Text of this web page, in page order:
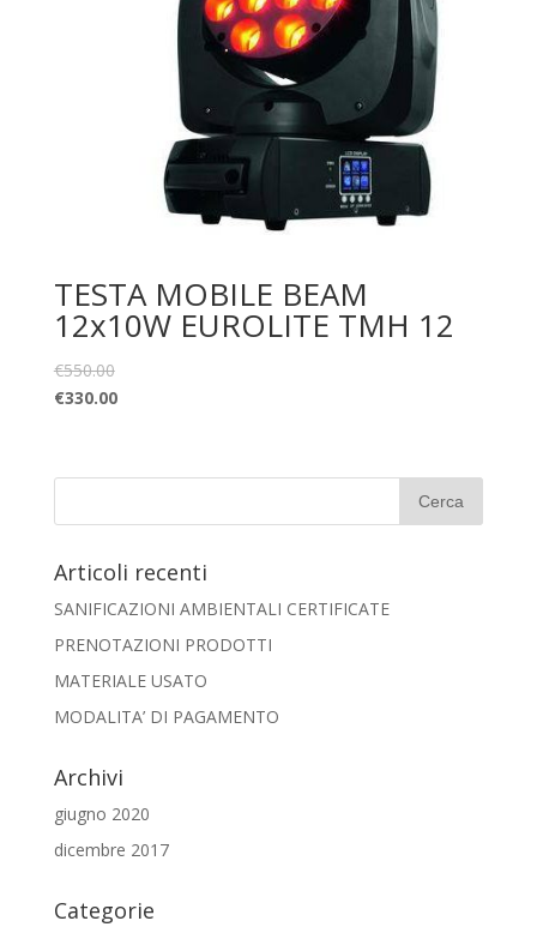
TESTA MOBILE BEAM
12x10W EUROLITE TMH 12
€550.00
€330.00
Articoli recenti
SANIFICAZIONI AMBIENTALI CERTIFICATE
PRENOTAZIONI PRODOTTI
MATERIALE USATO
MODALITA’ DI PAGAMENTO
Archivi
giugno 2020
dicembre 2017
Categorie